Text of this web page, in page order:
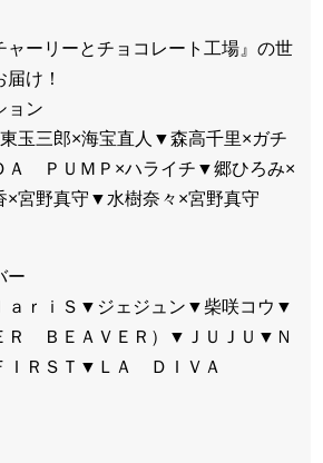
ーリーとチョコレート工場』の世
け！
ョン
玉三郎×海宝直人▼森高千里×ガチ
Ａ ＰＵＭＰ×ハライチ▼郷ひろみ×
宮野真守▼水樹奈々×宮野真守
ー
ａｒｉＳ▼ジェジュン▼柴咲コウ▼
Ｒ ＢＥＡＶＥＲ）▼ＪＵＪＵ▼Ｎ
ＩＲＳＴ▼ＬＡ ＤＩＶＡ